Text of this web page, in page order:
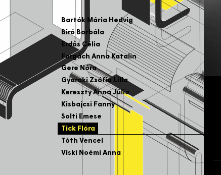
Bartók Mária Hedvig
Biró Borbála
Erdős Célia
Forgách Anna Katalin
Gere Nóra
Gyaraki Zsófia Lilla
Kereszty Anna Júlia
Kisbajcsi Fanny
Solti Emese
Tick Flóra
Tóth Vencel
Viski Noémi Anna